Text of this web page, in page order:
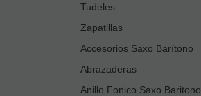
Tudeles
Zapatillas
Accesorios Saxo Barítono
Abrazaderas
Anillo Fonico Saxo Baritono